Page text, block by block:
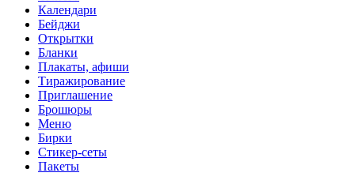
Календари
Бейджи
Открытки
Бланки
Плакаты, афиши
Тиражирование
Приглашение
Брошюры
Меню
Бирки
Стикер-сеты
Пакеты